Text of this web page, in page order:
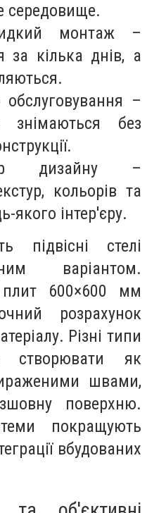
середовище.
монтаж –
за кілька днів, а
–
знімаються без
дизайну –
кольорів та
якого інтер'єру.
підвісні стелі
варіантом.
плит 600×600 мм
розрахунок
Різні типи
створювати як
швами,
поверхню.
покращують
вбудованих